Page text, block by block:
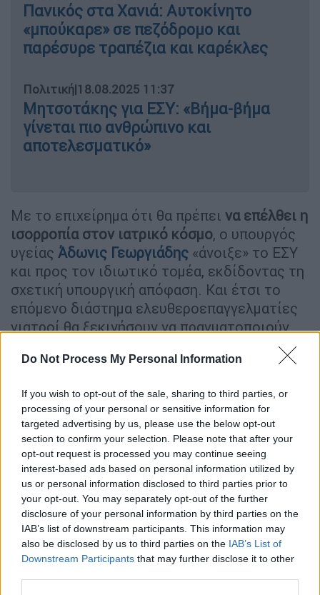
Do Not Process My Personal Information
If you wish to opt-out of the sale, sharing to third parties, or
processing of your personal or sensitive information for
targeted advertising by us, please use the below opt-out
section to confirm your selection. Please note that after your
opt-out request is processed you may continue seeing
interest-based ads based on personal information utilized by
us or personal information disclosed to third parties prior to
your opt-out. You may separately opt-out of the further
disclosure of your personal information by third parties on the
IAB’s list of downstream participants. This information may
also be disclosed by us to third parties on the IAB’s List of
Downstream Participants that may further disclose it to other
Πανικός στα Χανιά: Αυτοκίνητο
«μπούκαρε» σε πεζόδρομο και
παρέσυρε τραπέζια και καρέκλες
Πολιτική|18.08.2025 11:37
Μητσοτάκης για ΕΣΥ: «Βήμα-βήμα
γίνεται πιο ανθρώπινο και
αποτελεσματικό»
Με το επιχείρημα ότι θα πρέπει να επέλθει η
ισορροπία στον ιατρικό κόσμο, ο υπουργός
υγείας Άδωνις Γεωργιάδης «άνοιξε» το ΕΣΥ
και προς τον ιδιωτικό τομέα, εκδίδοντας τη
σχετική υπουργική απόφαση. Και έτσι το
επόμενο διάστημα ελευθεροεπαγγελματίες
γιατροί θα ξεκινήσουν να πραγματοποιούν
χειρουργικές επεμβάσεις μέσα στα δημόσια
νοσοκομεία με χρήματα βέβαια που θα
Πρόκειται για άλλη μια επιβάρυνση που
προστέθηκε το τελευταίο διάστημαμετά και
τα απογευματινά χειρουργεία που γίνονται
μέσα στα δημόσια νοσοκομεία και
πραγματοποιούνται από τους γιατρούς του
δημοσίου και τα οποία επίσης θα πληρώνουν
οιασθενείς από την τσέπη τους, μόλις
εξαντληθούν τα κονδύλια από το ταμείο
ανάκαμψης με τα οποία καλύπτονται οι
πρώτες 37.000 επεμβάσεις.